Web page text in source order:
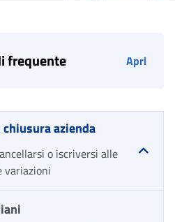
azienda
o iscriversi alle
variazioni
frequente Apri